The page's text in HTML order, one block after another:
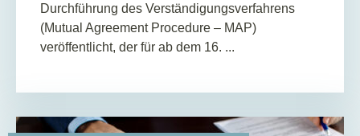
Durchführung des Verständigungsverfahrens
(Mutual Agreement Procedure – MAP)
veröffentlicht, der für ab dem 16. ...